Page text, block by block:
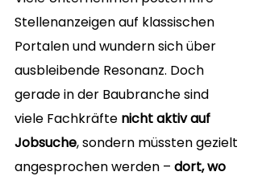
Stellenanzeigen auf klassischen
Portalen und wundern sich über
ausbleibende Resonanz. Doch
gerade in der Baubranche sind
viele Fachkräfte nicht aktiv auf
Jobsuche, sondern müssten gezielt
angesprochen werden – dort, wo